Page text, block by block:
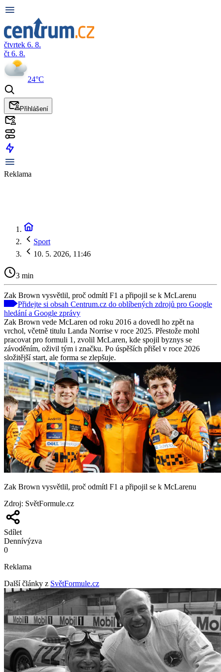
čtvrtek 6. 8.
čt 6. 8.
24°C
Přihlášení
Reklama
Sport
10. 5. 2026, 11:46
3 min
Zak Brown vysvětlil, proč odmítl F1 a připojil se k McLarenu
Přidejte si obsah Centrum.cz do oblíbených zdrojů pro Google
hledání a Google zprávy
Zak Brown vede McLaren od roku 2016 a dovedl ho zpět na
vrchol, včetně titulu Landa Norrise v roce 2025. Přestože mohl
pracovat pro formuli 1, zvolil McLaren, kde spojil byznys se
závoděním, oživil tým i značku. Po úspěších přišel v roce 2026
složitější start, ale forma se zlepšuje.
Zak Brown vysvětlil, proč odmítl F1 a připojil se k McLarenu
Zdroj: SvětFormule.cz
Sdílet
Dennívýzva
0
Reklama
Další články z SvětFormule.cz